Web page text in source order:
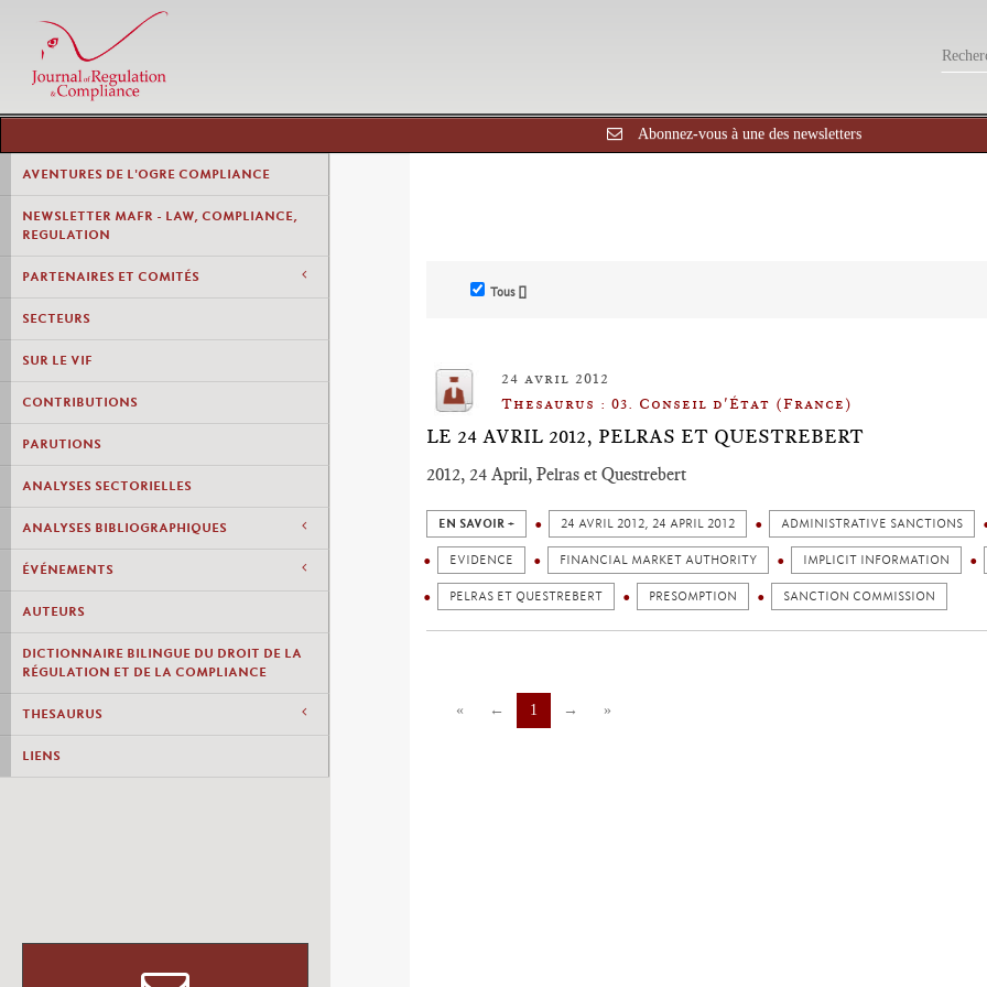
Abonnez-vous à une des newsletters
AVENTURES DE L'OGRE COMPLIANCE
NEWSLETTER MAFR - LAW, COMPLIANCE,
REGULATION
PARTENAIRES ET COMITÉS
SECTEURS
SUR LE VIF
CONTRIBUTIONS
PARUTIONS
ANALYSES SECTORIELLES
ANALYSES BIBLIOGRAPHIQUES
ÉVÉNEMENTS
AUTEURS
DICTIONNAIRE BILINGUE DU DROIT DE LA
RÉGULATION ET DE LA COMPLIANCE
THESAURUS
LIENS
Tous []
24 avril 2012
Thesaurus : 03. Conseil d'État (France)
LE 24 AVRIL 2012, PELRAS ET QUESTREBERT
2012, 24 April, Pelras et Questrebert
EN SAVOIR + 24 AVRIL 2012, 24 APRIL 2012 ADMINISTRATIVE SANCTIONS
EVIDENCE FINANCIAL MARKET AUTHORITY IMPLICIT INFORMATION
PELRAS ET QUESTREBERT PRESOMPTION SANCTION COMMISSION
« ← 1 → »